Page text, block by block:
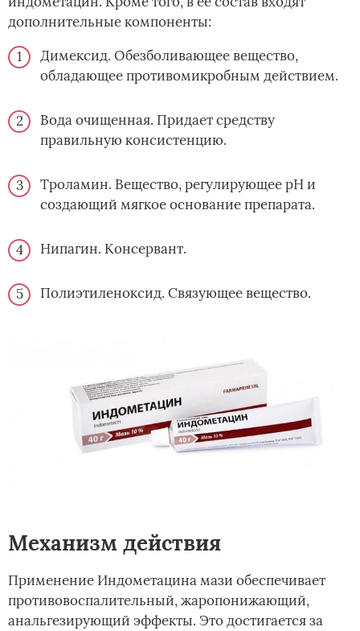
дополнительные компоненты:
Димексид. Обезболивающее вещество,
обладающее противомикробным действием.
Вода очищенная. Придает средству
правильную консистенцию.
Троламин. Вещество, регулирующее рН и
создающий мягкое основание препарата.
Нипагин. Консервант.
Полиэтиленоксид. Связующее вещество.
Механизм действия
Применение Индометацина мази обеспечивает
противовоспалительный, жаропонижающий,
анальгезирующий эффекты. Это достигается за